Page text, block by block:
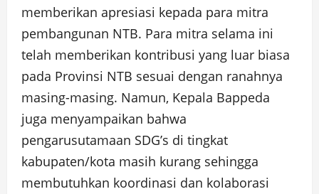
memberikan apresiasi kepada para mitra
pembangunan NTB. Para mitra selama ini
telah memberikan kontribusi yang luar biasa
pada Provinsi NTB sesuai dengan ranahnya
masing-masing. Namun, Kepala Bappeda
juga menyampaikan bahwa
pengarusutamaan SDG’s di tingkat
kabupaten/kota masih kurang sehingga
membutuhkan koordinasi dan kolaborasi